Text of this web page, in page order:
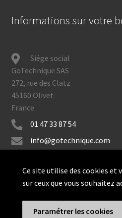
Informations sur votre
Siége social
GoTechnique SAS
272, rue des Clatz
45160 Olivet
France
01 47 33 87 54
info@gotechnique.com
© GoTechnique 2026
Ce site utilise des cookies et
sur ceux que vous souhaitez
Paramétrer les cookies